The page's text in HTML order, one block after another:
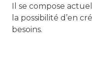
Il se compose
la possibilité d’en
besoins.